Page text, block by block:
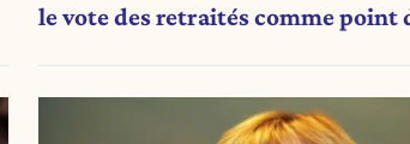
le vote des retraités comme point